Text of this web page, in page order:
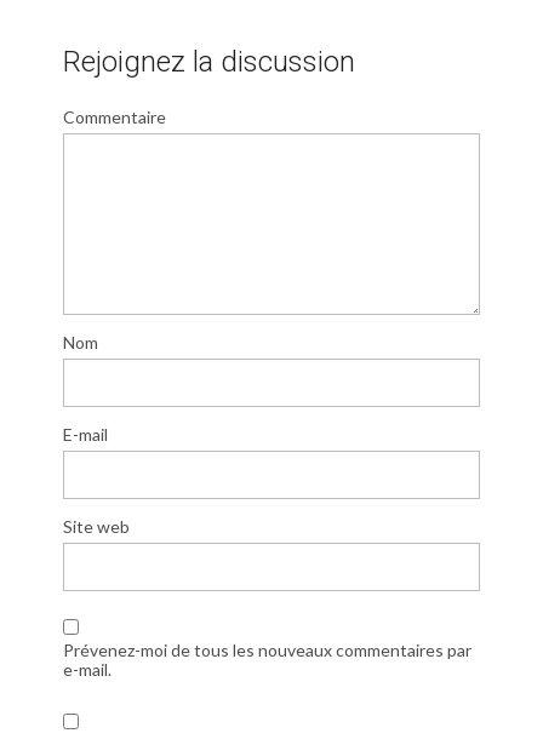
Rejoignez la discussion
Commentaire
Nom
E-mail
Site web
Prévenez-moi de tous les nouveaux commentaires par
e-mail.